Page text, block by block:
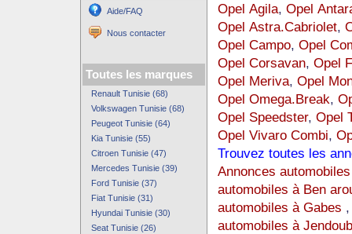
Aide/FAQ
Nous contacter
Toutes les marques
Renault Tunisie (68)
Volkswagen Tunisie (68)
Peugeot Tunisie (64)
Kia Tunisie (55)
Citroen Tunisie (47)
Mercedes Tunisie (39)
Ford Tunisie (37)
Fiat Tunisie (31)
Hyundai Tunisie (30)
Seat Tunisie (26)
Opel Agila, Opel
Opel Astra.Cabriolet,
Opel Campo, Opel
Opel Corsavan, Opel
Opel Meriva, Opel
Opel Omega.Break,
Opel Speedster, Opel
Opel Vivaro Combi,
Trouvez toutes les
Annonces
automobiles à Ben
automobiles à Gabes
automobiles à